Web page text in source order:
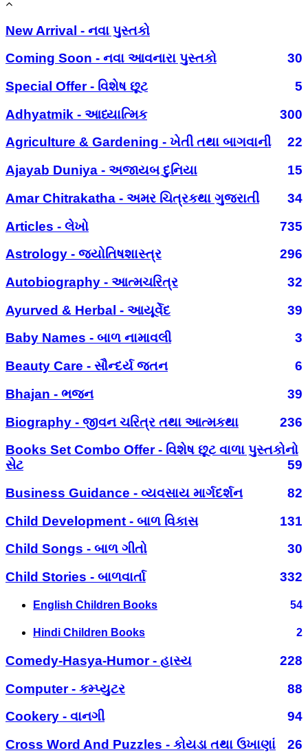
New Arrival - નવા પુસ્તકો
Coming Soon - નવા આવનારા પુસ્તકો
30
Special Offer - વિશેષ છૂટ
5
Adhyatmik - આધ્યાત્મિક
300
Agriculture & Gardening - ખેતી તથા બાગવાની
22
Ajayab Duniya - અજાયબ દુનિયા
15
Amar Chitrakatha - અમર ચિત્રકથા ગુજરાતી
34
Articles - લેખો
735
Astrology - જ્યોતિષશાસ્ત્ર
296
Autobiography - આત્મચરિત્ર
32
Ayurved & Herbal - આયૂર્વેદ
39
Baby Names - બાળ નામાવલી
3
Beauty Care - સૌન્દર્ય જતન
6
Bhajan - ભજન
39
Biography - જીવન ચરિત્ર તથા આત્મકથા
236
Books Set Combo Offer - વિશેષ છૂટ વાળા પુસ્તકોનો
સેટ
59
Business Guidance - વ્યવસાય માર્ગદર્શન
82
Child Development - બાળ વિકાસ
131
Child Songs - બાળ ગીતો
30
Child Stories - બાળવાર્તા
332
English Children Books 54
Hindi Children Books 2
Comedy-Hasya-Humor - હાસ્ય
228
Computer - કમ્પ્યુટર
88
Cookery - વાનગી
94
Cross Word And Puzzles - કોયડા તથા ઉખાણાં
26